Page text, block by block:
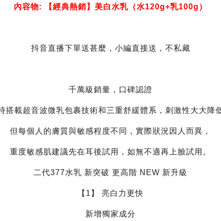
內容物: 【經典熱銷】美白水乳（水120g+乳100g）
抖音直播下單送甚麼，小編直接送，不私藏
千萬級銷量，口碑認證
搭載超音波微乳包裹技術和三重舒緩體系，刺激性大大降
但每個人的膚質與敏感程度不同，實際狀況因人而異，
重度敏感肌建議先在耳後試用，如無不適再上臉試用。
二代377水乳 新突破 更高階 NEW 新升級
【1】 亮白力更快
新增獨家成分